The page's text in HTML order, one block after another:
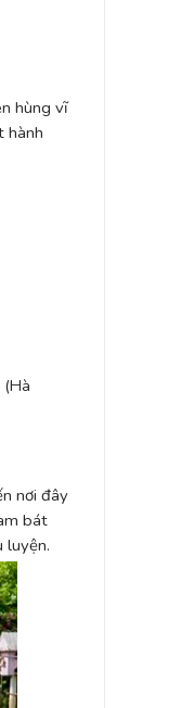
hùng vĩ
hành
nơi đây
bát
luyện.